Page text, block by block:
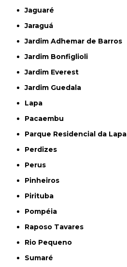
Jaguaré
Jaraguá
Jardim Adhemar de Barros
Jardim Bonfiglioli
Jardim Everest
Jardim Guedala
Lapa
Pacaembu
Parque Residencial da Lapa
Perdizes
Perus
Pinheiros
Pirituba
Pompéia
Raposo Tavares
Rio Pequeno
Sumaré